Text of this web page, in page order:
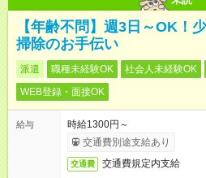
【年齢不問】週3日～OK！
掃除のお手伝い
派遣 職種未経験OK 社会人未経験OK
WEB登録・面接OK
給与
時給1300円～
交通費別途支給あり
交通費 交通費規定内支給